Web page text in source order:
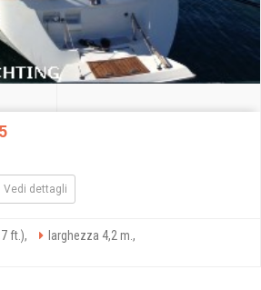
Vedi dettagli
ft.), larghezza 4,2 m.,